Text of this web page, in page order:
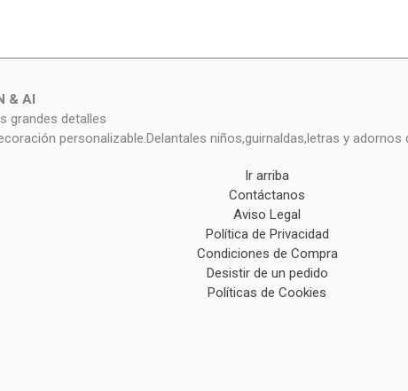
& AI
grandes detalles
personalizable.Delantales niños,guirnaldas,letras y adornos
Ir arriba
Contáctanos
Aviso Legal
Política de Privacidad
Condiciones de Compra
Desistir de un pedido
Políticas de Cookies